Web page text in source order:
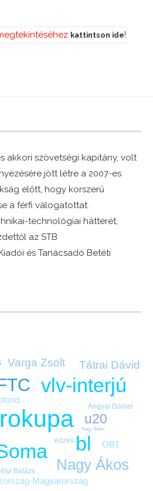
kattintson ide!
akkori szövetségi kapitány, volt
jött létre a 2007-es
előtt, hogy korszerű
a férfi válogatottat.
technológiai hátterét,
az STB
és Tanácsadó Betéti
bl
vlv-interjú
Nagy Ákos
u20
Tátrai Dávid
Varga Zsolt
OB1
Magyarország
Angyal Dániel
edzés
Balázs
Nagy Ádám